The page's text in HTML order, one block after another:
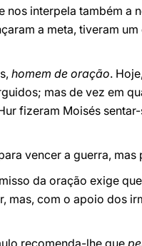
interpela também a
a meta, tiveram
homem de oração.
mas de vez em
fizeram Moisés
vencer a guerra, mas
da oração exige que
mas, com o apoio dos
recomenda-lhe que